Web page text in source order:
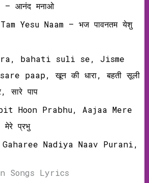
– आनंद मनाओ
Yesu Naam – भज पावनतम येशु
bahati suli se, Jisme
paap, खून की धारा, बहती सूली
सारे पाप
Hoon Prabhu, Aajaa Mere
प्रभु
Gaharee Nadiya Naav Purani,
Songs Lyrics